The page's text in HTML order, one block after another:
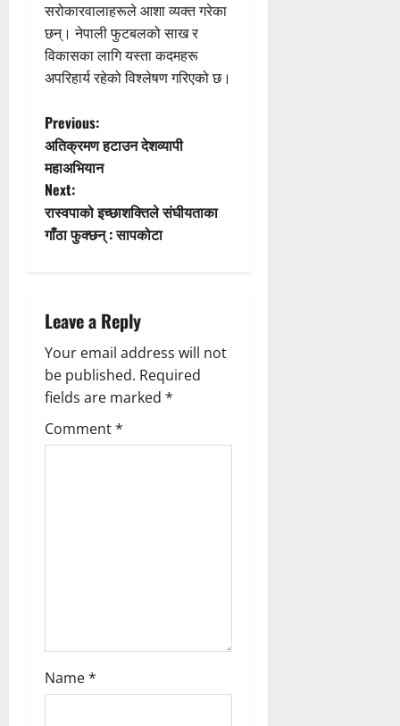
सरोकारवालाहरूले आशा व्यक्त गरेका
छन्। नेपाली फुटबलको साख र
विकासका लागि यस्ता कदमहरू
अपरिहार्य रहेको विश्लेषण गरिएको छ।
P
o
s
t
a
v
i
g
Previous:
अतिक्रमण हटाउन देशव्यापी
महाअभियान
Next:
रास्वपाको इच्छाशक्तिले संघीयताका
गाँठा फुक्छन् : सापकोटा
Leave a Reply
Your email address will not
be published. Required
fields are marked *
Comment*
Name*